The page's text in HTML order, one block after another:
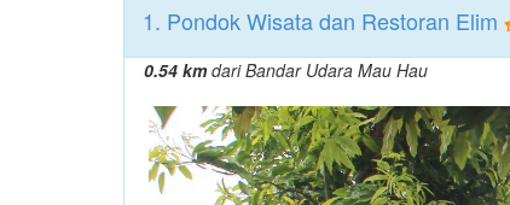
1. Pondok Wisata dan Restoran Elim
0.54 kmdari Bandar Udara Mau Hau